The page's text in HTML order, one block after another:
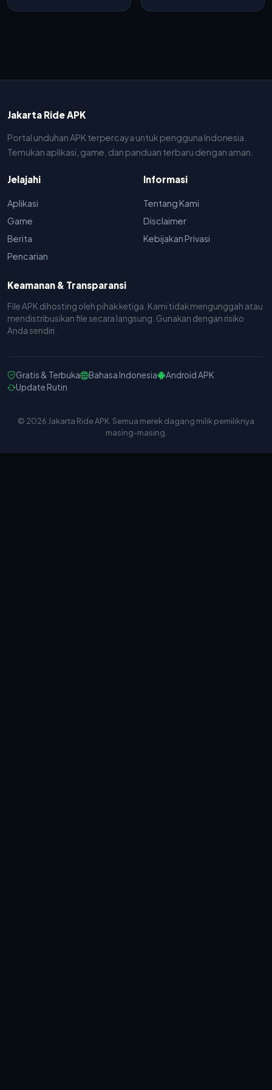
Ringan dan
Jakarta Ride APK
Portal unduhan APK terpercaya untuk pengguna Indonesia.
Temukan aplikasi, game, dan panduan terbaru dengan aman.
Jelajahi
Aplikasi
Game
Berita
Pencarian
Informasi
Tentang Kami
Disclaimer
Kebijakan Privasi
Keamanan & Transparansi
File APK dihosting oleh pihak ketiga. Kami tidak mengunggah atau
mendistribusikan file secara langsung. Gunakan dengan risiko
Anda sendiri.
Gratis & Terbuka Bahasa Indonesia
Android APK
Update Rutin
© 2026 Jakarta Ride APK. Semua merek dagang milik pemiliknya
masing-masing.